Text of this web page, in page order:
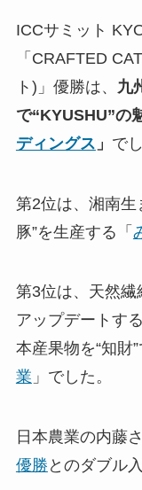
ICCサミット
「CRAFTED
ト)」優勝は、 九
で“KYUSHU”の
ディングス 」 で
第2位は、湘南生
豚”を生産する「
第3位は、天然繊
アップデートす
本産果物を“知財
業 」でした。
日本農業の内藤
優勝 とのダブル